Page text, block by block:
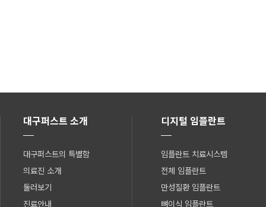
대구퍼스트 소개
대구퍼스트의 특별함
의료진 소개
둘러보기
진료안내
디지털 임플란트
임플란트 치료시스템
전체 임플란트
만성질환 임플란트
뼈이식 임플란트